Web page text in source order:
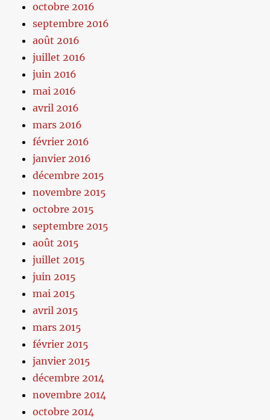
octobre 2016
septembre 2016
août 2016
juillet 2016
juin 2016
mai 2016
avril 2016
mars 2016
février 2016
janvier 2016
décembre 2015
novembre 2015
octobre 2015
septembre 2015
août 2015
juillet 2015
juin 2015
mai 2015
avril 2015
mars 2015
février 2015
janvier 2015
décembre 2014
novembre 2014
octobre 2014